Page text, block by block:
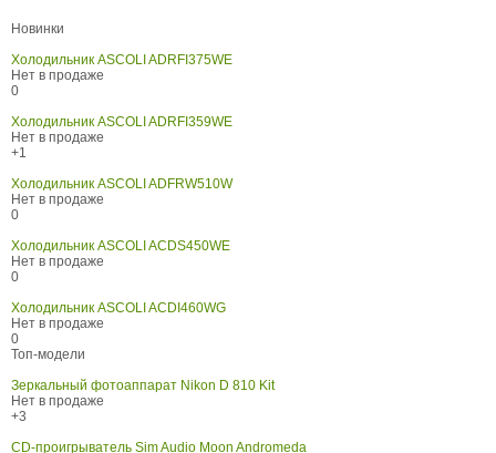
Новинки
Холодильник ASCOLI ADRFI375WE
Нет в продаже
0
Холодильник ASCOLI ADRFI359WE
Нет в продаже
+1
Холодильник ASCOLI ADFRW510W
Нет в продаже
0
Холодильник ASCOLI ACDS450WE
Нет в продаже
0
Холодильник ASCOLI ACDI460WG
Нет в продаже
0
Топ-модели
Зеркальный фотоаппарат Nikon D 810 Kit
Нет в продаже
+3
CD-проигрыватель Sim Audio Moon Andromeda